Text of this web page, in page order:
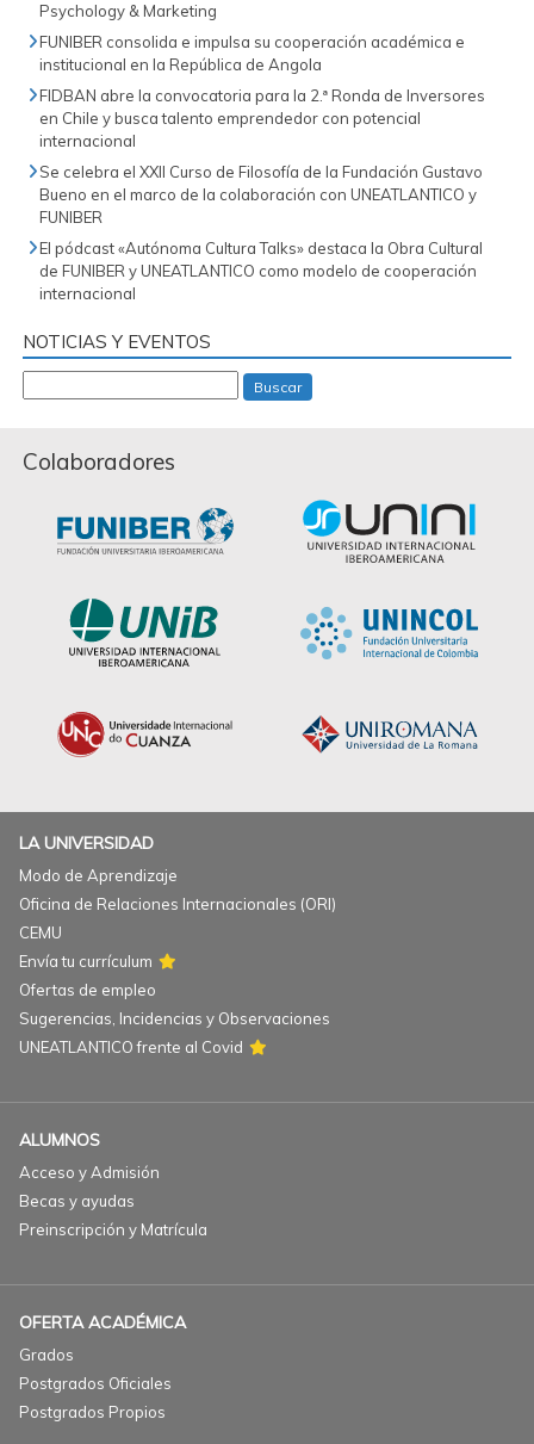
Psychology & Marketing
FUNIBER consolida e impulsa su cooperación académica e
institucional en la República de Angola
FIDBAN abre la convocatoria para la 2.ª Ronda de Inversores
en Chile y busca talento emprendedor con potencial
internacional
Se celebra el XXII Curso de Filosofía de la Fundación Gustavo
Bueno en el marco de la colaboración con UNEATLANTICO y
FUNIBER
El pódcast «Autónoma Cultura Talks» destaca la Obra Cultural
de FUNIBER y UNEATLANTICO como modelo de cooperación
internacional
NOTICIAS Y EVENTOS
Buscar
Colaboradores
LA UNIVERSIDAD
Modo de Aprendizaje
Oficina de Relaciones Internacionales (ORI)
CEMU
Envía tu currículum
Ofertas de empleo
Sugerencias, Incidencias y Observaciones
UNEATLANTICO frente al Covid
ALUMNOS
Acceso y Admisión
Becas y ayudas
Preinscripción y Matrícula
OFERTA ACADÉMICA
Grados
Postgrados Oficiales
Postgrados Propios